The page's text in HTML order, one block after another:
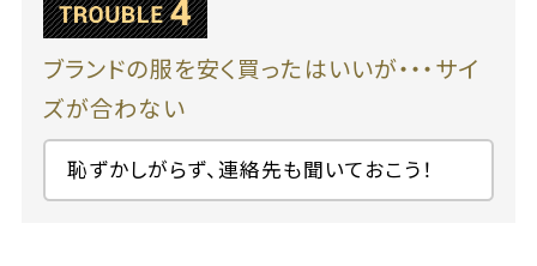
ブランドの服を安く買ったはいいが・・・サイ
ズが合わない
恥ずかしがらず、連絡先も聞いておこう！